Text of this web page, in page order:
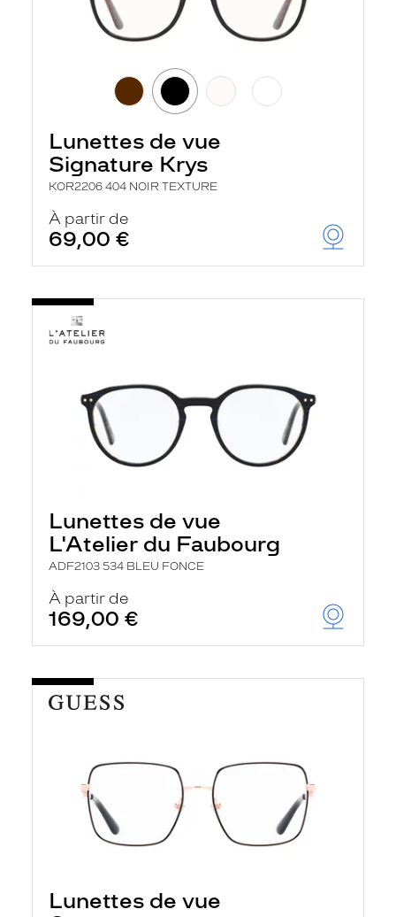
Lunettes de vue
Signature Krys
KOR2206 404 NOIR TEXTURE
À partir de
69,00 €
Lunettes de vue
L'Atelier du Faubourg
ADF2103 534 BLEU FONCE
À partir de
169,00 €
Lunettes de vue